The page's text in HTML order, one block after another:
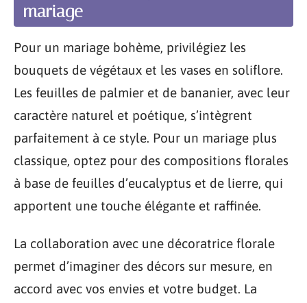
mariage
Pour un mariage bohème, privilégiez les
bouquets de végétaux et les vases en soliflore.
Les feuilles de palmier et de bananier, avec leur
caractère naturel et poétique, s’intègrent
parfaitement à ce style. Pour un mariage plus
classique, optez pour des compositions florales
à base de feuilles d’eucalyptus et de lierre, qui
apportent une touche élégante et raffinée.
La collaboration avec une décoratrice florale
permet d’imaginer des décors sur mesure, en
accord avec vos envies et votre budget. La